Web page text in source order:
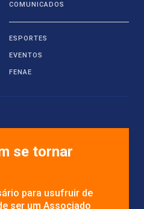
COMUNICADOS
ESPORTES
EVENTOS
FENAE
se tornar
para usufruir de
ser um Associado